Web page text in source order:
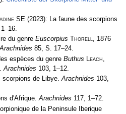
SE (2023): La faune des scorpions
du genre Euscorpius Thorell, 1876
Arachnides 85, S. 17–24.
espèces du genre Buthus Leach
Arachnides 103, 1­–12.
scorpions de Libye.Arachnides 103,
d'Afrique.Arachnides 117, 1–72.
de la Peninsule Iberique